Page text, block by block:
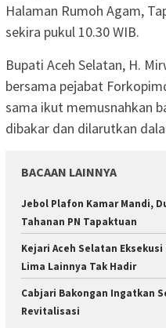
Halaman Rumoh Agam,
sekira pukul 10.30 WIB.
Bupati Aceh Selatan, H.
bersama pejabat
sama ikut memusnahkan
dibakar dan dilarutkan
BACAAN LAINNYA
Jebol Plafon Kamar Mandi,
Tahanan PN Tapaktuan
Kejari Aceh Selatan
Lima Lainnya Tak Hadir
Cabjari Bakongan Ingatkan
Revitalisasi